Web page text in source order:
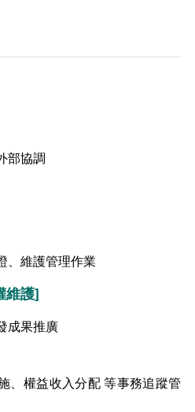
部協調
、維護管理作業
維護]
成果推廣
、權益收入分配 等事務追蹤管